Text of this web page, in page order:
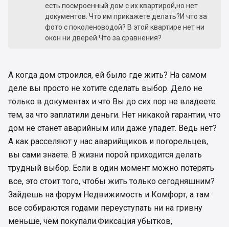
есть посмроенный дом с их квартирой,но нет
документов. Что им прикажете делать?И что за
фото с поколеноводой? В этой квартире нет ни
окон ни дверей.Что за сравнения?
А когда дом строился, ей было где жить? На самом
деле вы просто не хотите сделать выбор. Дело не
только в документах и что Вы до сих пор не владеете
тем, за что заплатили деньги. Нет никакой гарантии, что
дом не станет аварийным или даже упадет. Ведь нет?
А как расселяют у нас аварийщиков и погорельцев,
вы сами знаете. В жизни порой приходится делать
трудный выбор. Если в один момент можно потерять
все, это стоит того, чтобы жить только сегодняшним?
Зайдешь на форум Недвижимость и Комфорт, а там
все собираются годами переуступать ни на гривну
меньше, чем покупали.Фиксация убытков,